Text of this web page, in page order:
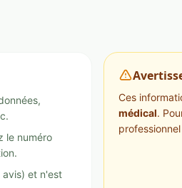
le numéro
avis) et n'est
Ces
médical.